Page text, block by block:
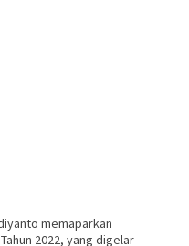
memaparkan
2022, yang digelar